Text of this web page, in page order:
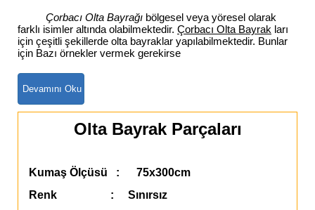
Çorbacı Olta Bayrağı bölgesel veya yöresel olarak
farklı isimler altında olabilmektedir. Çorbacı Olta Bayrak ları
için çeşitli şekillerde olta bayraklar yapılabilmektedir. Bunlar
için Bazı örnekler vermek gerekirse
Olta Bayrak Parçaları
Kumaş Ölçüsü : 75x300cm
Renk : Sınırsız